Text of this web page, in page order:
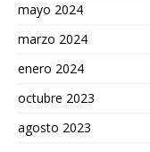
mayo 2024
marzo 2024
enero 2024
octubre 2023
agosto 2023